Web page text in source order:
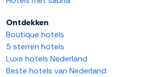
Ontdekken
Boutique hotels
5 sterren hotels
Luxe hotels Nederland
Beste hotels van Nederland